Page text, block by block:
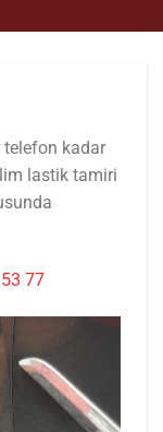
kadar
lastik tamiri
77